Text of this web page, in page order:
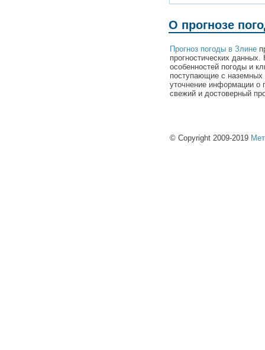
О прогнозе
Прогноз погоды в Злине
прогностических
особенностей погоды и
поступающие с
уточнение информации о
свежий и достоверный
© Copyright 2009-2019